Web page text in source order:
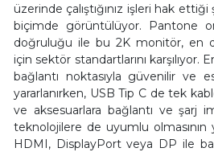
üzerinde çalıştığınız işleri hak
biçimde görüntülüyor. Pantone
doğruluğu ile bu 2K monitör, en
için sektör standartlarını
bağlantı noktasıyla güvenilir ve
yararlanırken, USB Tip C de tek
ve aksesuarlara bağlantı ve şarj
teknolojilere de uyumlu olmasının
HDMI, DisplayPort veya DP ile